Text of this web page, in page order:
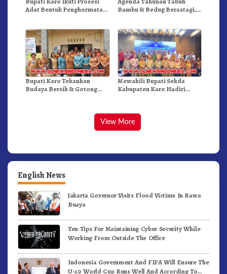
Adat Bentuk Penghormatan
Bambu & Bedug Berastagi,
Bupati Karo Tekankan
Budaya Bersih & Gotong
Mewakili Bupati Sekda
Kabupaten Karo Hadiri
View More
English News
Jakarta Governor Visits Flood Victims In Rawa
Buaya
Ten Tips For Maintaining Cyber Security While
Working From Outside The Office
Indonesia Government And FIFA Will Ensure The
U-20 World Cup Runs Well And According To